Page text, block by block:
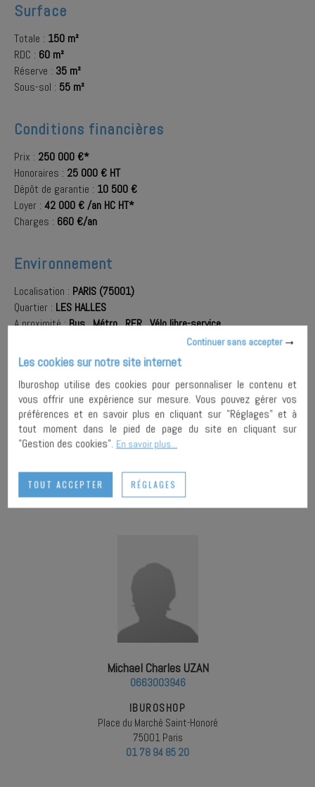
Surface
Totale : 150 m²
RDC : 60 m²
Réserve : 35 m²
Sous-sol : 55 m²
Conditions financières
Prix : 250 000 €*
Honoraires : 25 000 € HT
Dépôt de garantie : 10 500 €
Loyer : 42 000 € /an HC HT*
Charges : 660 €/an
Environnement
Localisation : PARIS (75001)
Quartier : LES HALLES
A proximité :Bus,Métro,RER,Vélo libre-service
MA
SÉLECTION
ENVOYER À
UN AMI PARTAGER
IMPRIMER
Michael Charles UZAN
0663003946
IBUROSHOP
Place du Marché Saint-Honoré
75001 Paris
01 78 94 85 20
Continuer sans accepter
Les cookies sur notre site internet
Iburoshop utilise des cookies pour personnaliser le contenu et
vous offrir une expérience sur mesure. Vous pouvez gérer vos
préférences et en savoir plus en cliquant sur "Réglages" et à
tout moment dans le pied de page du site en cliquant sur
"Gestion des cookies". En savoir plus...
TOUT ACCEPTER RÉGLAGES